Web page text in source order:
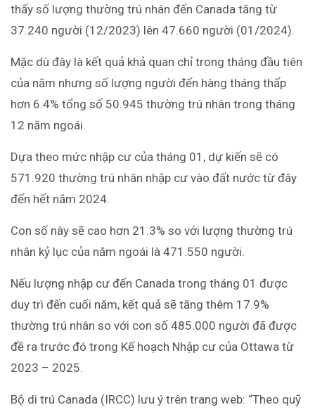
thấy số lượng thường trú nhân đến Canada tăng từ
37.240 người (12/2023) lên 47.660 người (01/2024).
Mặc dù đây là kết quả khả quan chỉ trong tháng đầu tiên
của năm nhưng số lượng người đến hàng tháng thấp
hơn 6.4% tổng số 50.945 thường trú nhân trong tháng
12 năm ngoái.
Dựa theo mức nhập cư của tháng 01, dự kiến sẽ có
571.920 thường trú nhân nhập cư vào đất nước từ đây
đến hết năm 2024.
Con số này sẽ cao hơn 21.3% so với lượng thường trú
nhân kỷ lục của năm ngoái là 471.550 người.
Nếu lượng nhập cư đến Canada trong tháng 01 được
duy trì đến cuối năm, kết quả sẽ tăng thêm 17.9%
thường trú nhân so với con số 485.000 người đã được
đề ra trước đó trong Kế hoạch Nhập cư của Ottawa từ
2023 – 2025.
Bộ di trú Canada (IRCC) lưu ý trên trang web: “Theo quỹ